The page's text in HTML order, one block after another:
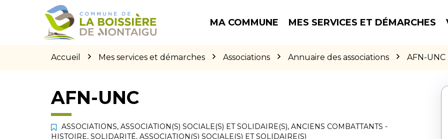
Gestion des traceurs
MA COMMUNE MES SERVICES ET DÉMARCHES
Accueil Mes services et démarches Associations Annuaire des associations AFN-UNC
AFN-UNC
ASSOCIATIONS, ASSOCIATION(S) SOCIALE(S) ET SOLIDAIRE(S), ANCIENS COMBATTANTS -
HISTOIRE, SOLIDARITÉ, ASSOCIATION(S) SOCIALE(S) ET SOLIDAIRE(S)